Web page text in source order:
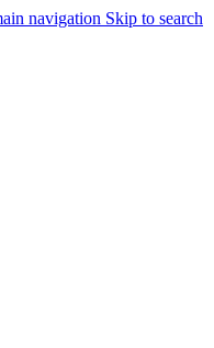
navigation Skip to search